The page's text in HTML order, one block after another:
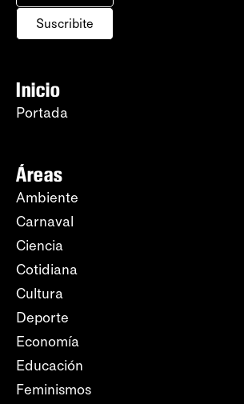
Suscribite
Inicio
Portada
Áreas
Ambiente
Carnaval
Ciencia
Cotidiana
Cultura
Deporte
Economía
Educación
Feminismos